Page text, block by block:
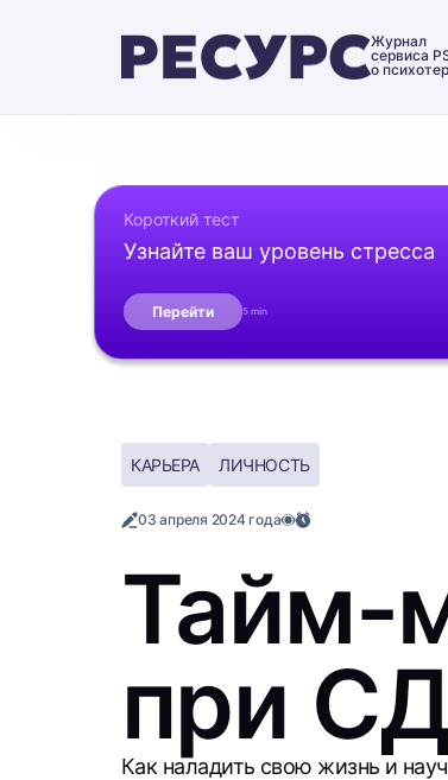
Журнал
сервиса
о
Короткий тест
Узнайте ваш уровень стресса
Перейти 5 min
КАРЬЕРА ЛИЧНОСТЬ
03 апреля 2024 года
Тайм-
при
Как наладить свою жизнь и